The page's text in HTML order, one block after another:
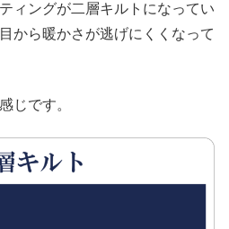
ィングが二層キルトになってい
から暖かさが逃げにくくなって
じです。